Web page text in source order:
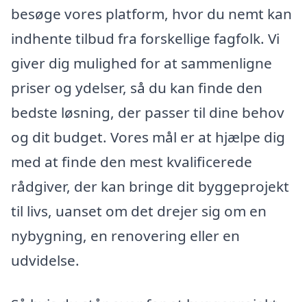
besøge vores platform, hvor du nemt kan
indhente tilbud fra forskellige fagfolk. Vi
giver dig mulighed for at sammenligne
priser og ydelser, så du kan finde den
bedste løsning, der passer til dine behov
og dit budget. Vores mål er at hjælpe dig
med at finde den mest kvalificerede
rådgiver, der kan bringe dit byggeprojekt
til livs, uanset om det drejer sig om en
nybygning, en renovering eller en
udvidelse.